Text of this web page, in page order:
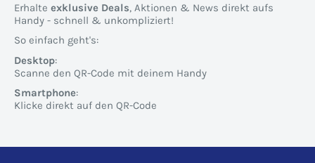
Erhalte exklusive Deals, Aktionen & News direkt aufs
Handy - schnell & unkompliziert!
So einfach geht's:
Desktop:
Scanne den QR-Code mit deinem Handy
Smartphone:
Klicke direkt auf den QR-Code